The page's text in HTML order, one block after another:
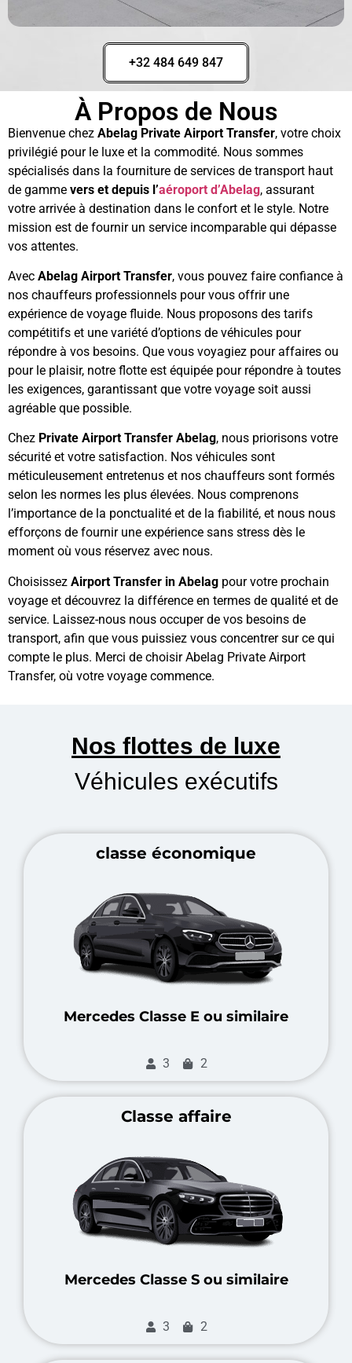
+32 484 649 847
À Propos de Nous
Bienvenue chez Abelag Private Airport Transfer, votre choix
privilégié pour le luxe et la commodité. Nous sommes
spécialisés dans la fourniture de services de transport haut
de gamme vers et depuis l’aéroport d’Abelag, assurant
votre arrivée à destination dans le confort et le style. Notre
mission est de fournir un service incomparable qui dépasse
vos attentes.
Avec Abelag Airport Transfer, vous pouvez faire confiance à
nos chauffeurs professionnels pour vous offrir une
expérience de voyage fluide. Nous proposons des tarifs
compétitifs et une variété d’options de véhicules pour
répondre à vos besoins. Que vous voyagiez pour affaires ou
pour le plaisir, notre flotte est équipée pour répondre à toutes
les exigences, garantissant que votre voyage soit aussi
agréable que possible.
Chez Private Airport Transfer Abelag, nous priorisons votre
sécurité et votre satisfaction. Nos véhicules sont
méticuleusement entretenus et nos chauffeurs sont formés
selon les normes les plus élevées. Nous comprenons
l’importance de la ponctualité et de la fiabilité, et nous nous
efforçons de fournir une expérience sans stress dès le
moment où vous réservez avec nous.
Choisissez Airport Transfer in Abelag pour votre prochain
voyage et découvrez la différence en termes de qualité et de
service. Laissez-nous nous occuper de vos besoins de
transport, afin que vous puissiez vous concentrer sur ce qui
compte le plus. Merci de choisir Abelag Private Airport
Transfer, où votre voyage commence.
Nos flottes de luxe
Véhicules exécutifs
classe économique
Mercedes Classe E ou similaire
3 2
Classe affaire
Mercedes Classe S ou similaire
3 2